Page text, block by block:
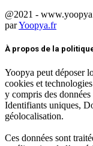
@2021 -
parYoopya.fr
À propos de la
Yoopya peut déposer
cookies et
y compris des
Identifiants uniques,
géolocalisation.
Ces données sont